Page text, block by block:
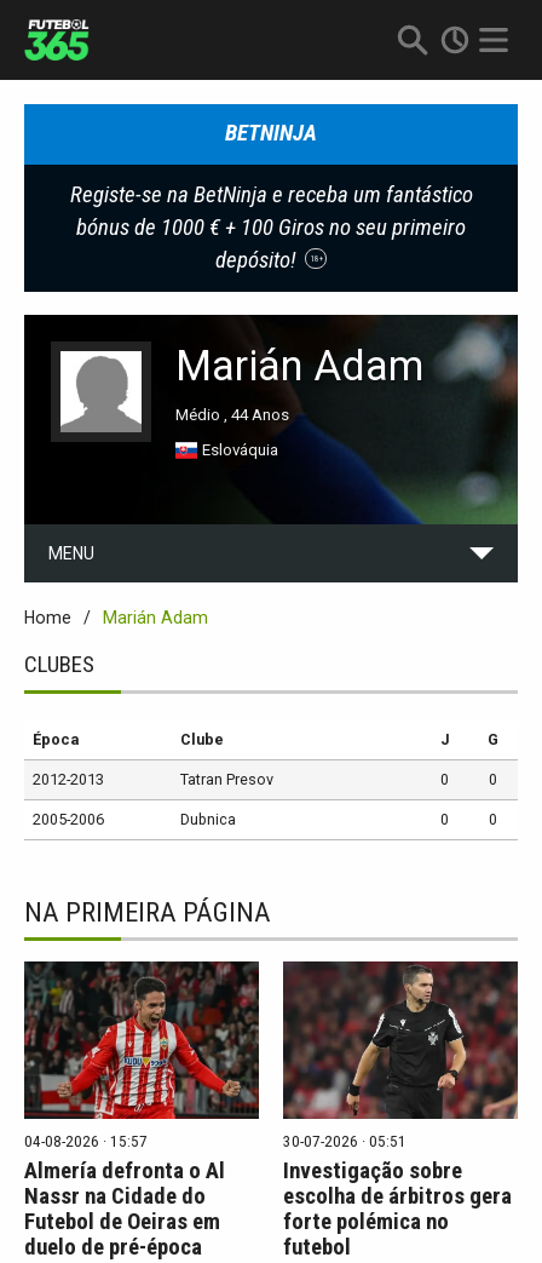
BETNINJA
Registe-se na BetNinja e receba um fantástico
bónus de 1000 € + 100 Giros no seu primeiro
depósito!
18+
Marián Adam
Médio , 44 Anos
Eslováquia
MENU
Home Marián Adam
CLUBES
Época Clube J G
2012-2013 Tatran Presov 0 0
2005-2006 Dubnica 0 0
NA PRIMEIRA PÁGINA
04-08-2026 · 15:57
Almería defronta o Al
Nassr na Cidade do
Futebol de Oeiras em
duelo de pré-época
30-07-2026 · 05:51
Investigação sobre
escolha de árbitros gera
forte polémica no
futebol